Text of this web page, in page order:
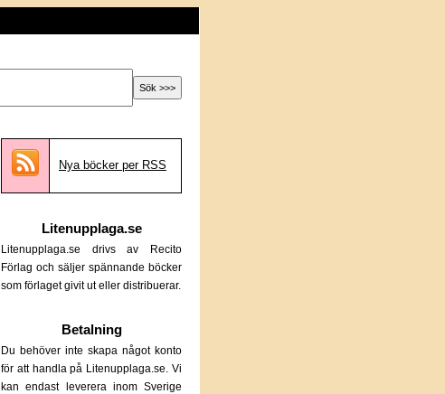
Nya böcker per RSS
Litenupplaga.se
Litenupplaga.se drivs av Recito
Förlag och säljer spännande böcker
som förlaget givit ut eller distribuerar.
Betalning
Du behöver inte skapa något konto
för att handla på Litenupplaga.se. Vi
kan endast leverera inom Sverige